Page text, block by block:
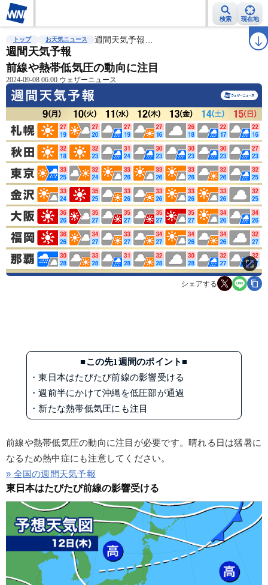
検索 現在地
雨雲レーダー 台風情報 地震情報 ラ
トップ お天気ニュース 週間天気予報…
週間天気予報
前線や熱帯低気圧の動向に注目
2024-09-08 06:00 ウェザーニュース
シェアする
■この先1週間のポイント■
・東日本はたびたび前線の影響受ける
・週前半にかけて沖縄を低圧部が通過
・新たな熱帯低気圧にも注目
前線や熱帯低気圧の動向に注目が必要です。晴れる日は猛暑に
なるため熱中症にも注意してください。
» 全国の週間天気予報
東日本はたびたび前線の影響受ける